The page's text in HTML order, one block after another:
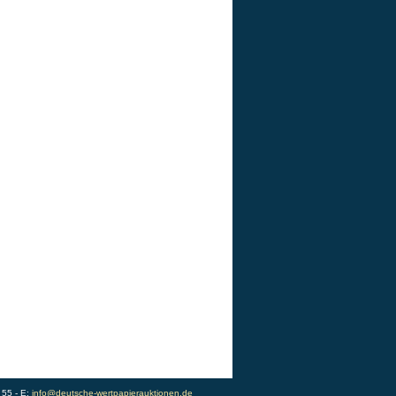
- E: info@deutsche-wertpapierauktionen.de